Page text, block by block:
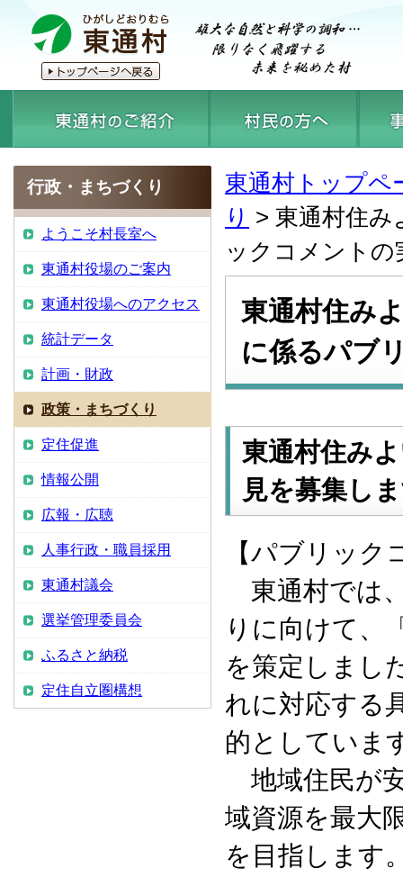
東通村トップペ
り > 東通村住
ックコメント
東通村住み
に係るパブ
東通村住み
見を募集し
【パブリッ
東通村では
りに向けて、
を策定しまし
れに対応する
的としていま
地域住民が
域資源を最大
を目指します
行政・まちづくり
ようこそ村長室へ
東通村役場のご案内
東通村役場へのアクセス
統計データ
計画・財政
政策・まちづくり
定住促進
情報公開
広報・広聴
人事行政・職員採用
東通村議会
選挙管理委員会
ふるさと納税
定住自立圏構想